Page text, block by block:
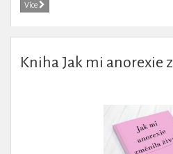
Více
Kniha Jak mi anorexie